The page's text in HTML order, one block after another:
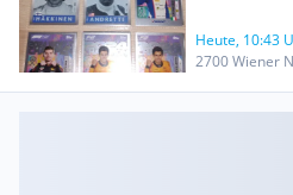
Heute, 10:43
2700 Wiener